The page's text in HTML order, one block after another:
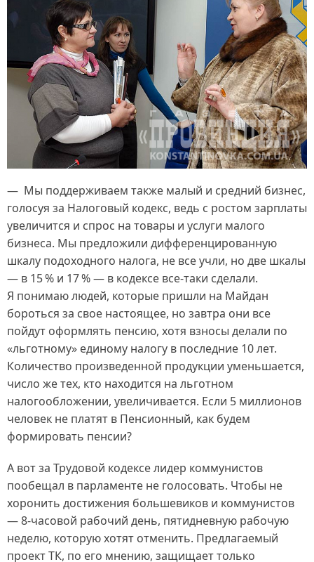
— Мы поддерживаем также малый и средний бизнес,
голосуя за Налоговый кодекс, ведь с ростом зарплаты
увеличится и спрос на товары и услуги малого
бизнеса. Мы предложили дифференцированную
шкалу подоходного налога, не все учли, но две шкалы
— в 15 % и 17 % — в кодексе все‑таки сделали.
Я понимаю людей, которые пришли на Майдан
бороться за свое настоящее, но завтра они все
пойдут оформлять пенсию, хотя взносы делали по
«льготному» единому налогу в последние 10 лет.
Количество произведенной продукции уменьшается,
число же тех, кто находится на льготном
налогообложении, увеличивается. Если 5 миллионов
человек не платят в Пенсионный, как будем
формировать пенсии?
А вот за Трудовой кодексе лидер коммунистов
пообещал в парламенте не голосовать. Чтобы не
хоронить достижения большевиков и коммунистов
— 8‑часовой рабочий день, пятидневную рабочую
неделю, которую хотят отменить. Предлагаемый
проект ТК, по его мнению, защищает только